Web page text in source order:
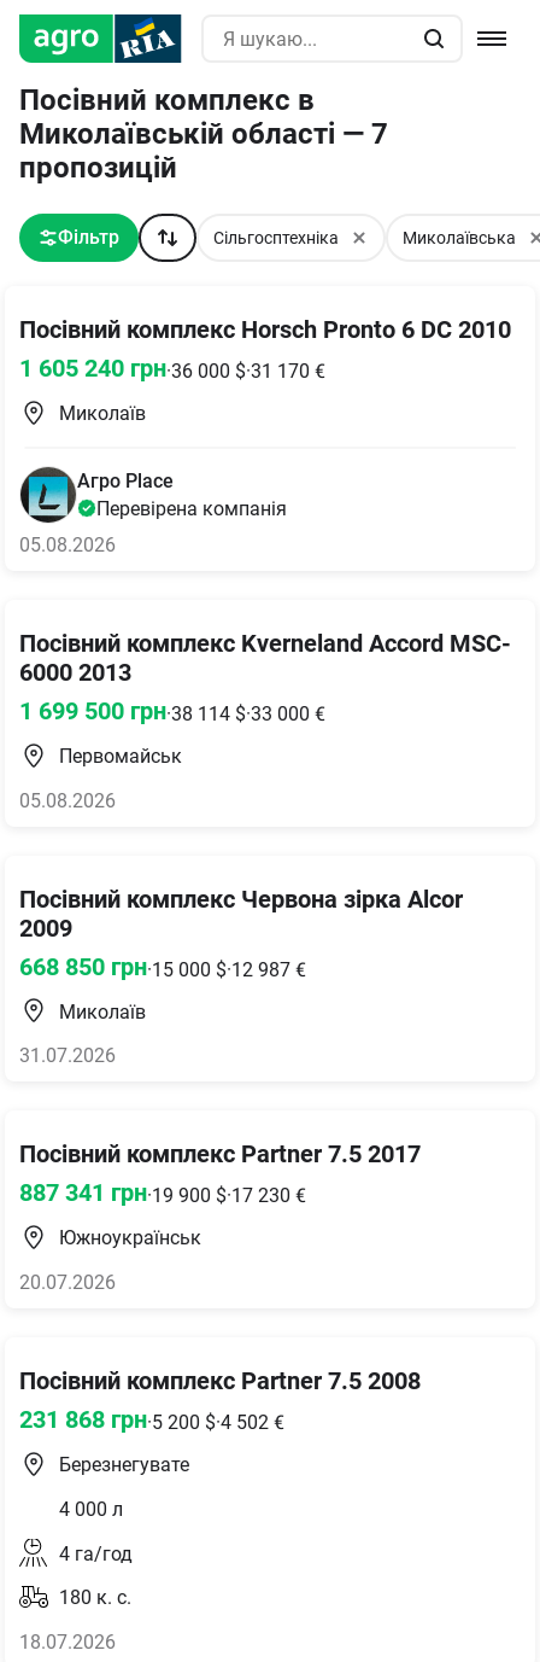
Посівний комплекс в
Миколаївській області — 7
пропозицій
Фільтр Сільгосптехніка Миколаївська
Посівний комплекс Horsch Pronto 6 DC 2010
1 605 240 грн·36 000 $·31 170 €
Миколаїв
Aгро Place
Перевірена компанія
05.08.2026
Посівний комплекс Kverneland Accord MSC-
6000 2013
1 699 500 грн·38 114 $·33 000 €
Первомайськ
05.08.2026
Посівний комплекс Червона зірка Alcor
2009
668 850 грн·15 000 $·12 987 €
Миколаїв
31.07.2026
Посівний комплекс Partner 7.5 2017
887 341 грн·19 900 $·17 230 €
Южноукраїнськ
20.07.2026
Посівний комплекс Partner 7.5 2008
231 868 грн·5 200 $·4 502 €
Березнегувате
4 000 л
4 га/год
180 к. с.
18.07.2026